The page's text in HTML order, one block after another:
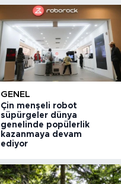
GENEL
Çin menşeli robot
süpürgeler dünya
genelinde popülerlik
kazanmaya devam
ediyor